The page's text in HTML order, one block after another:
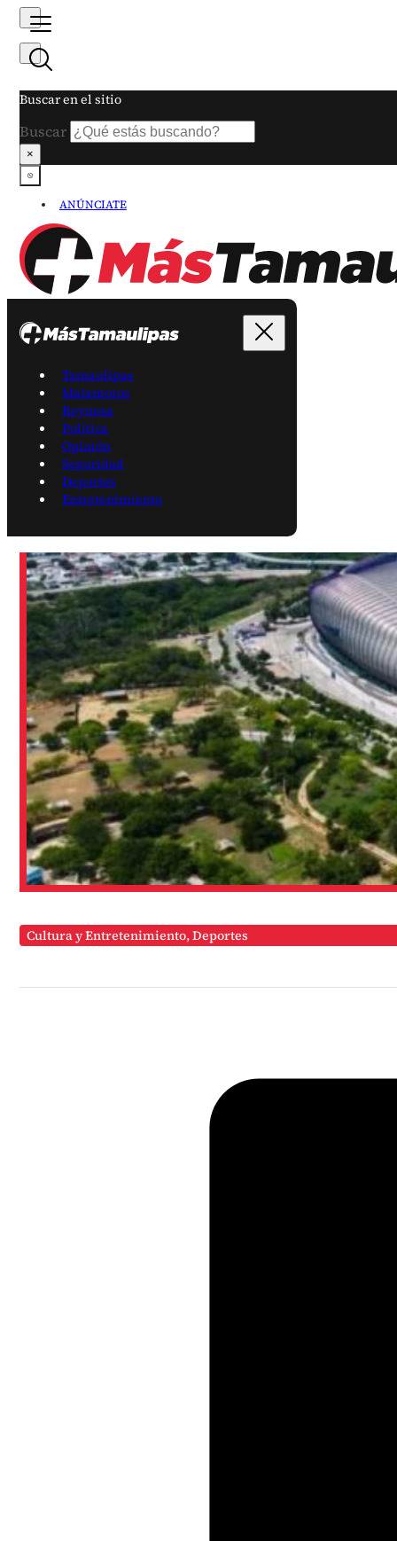
Buscar en el sitio
Buscar
×
ANÚNCIATE
Tamaulipas
Matamoros
Reynosa
Política
Opinión
Seguridad
Deportes
Entretenimiento
Cultura y Entretenimiento,Deportes